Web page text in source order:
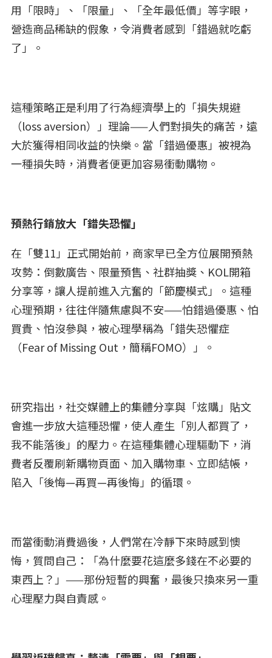
用「限時」、「限量」、「全年最低價」等字眼，
營造商品稀缺的假象，令消費者感到「錯過就吃虧
了」。
這種策略正是利用了行為經濟學上的「損失規避
（loss aversion）」理論——人們對損失的痛苦，遠
大於獲得相同收益的快樂。當「錯過優惠」被視為
一種損失時，消費者便更加容易衝動購物。
預熱行銷放大「錯失恐懼」
在「雙11」正式開始前，商家早已全方位展開預熱
攻勢：倒數廣告、限量預售、社群抽獎、KOL開箱
分享等，讓人提前進入亢奮的「節慶模式」。這種
心理預期，往往伴隨焦慮與不安——怕錯過優惠、怕
買貴、怕沒參與，被心理學稱為「錯失恐懼症
（Fear of Missing Out，簡稱FOMO）」。
研究指出，社交媒體上的集體分享與「炫購」貼文
會進一步放大這種恐懼，使人產生「別人都買了，
我不能落後」的壓力。在這種集體心理驅動下，消
費者反覆刷新購物頁面、加入購物車、立即結帳，
陷入「後悔—再買—再後悔」的循環。
而當衝動消費過後，人們常在冷靜下來時感到懊
悔，質問自己：「為什麼要花這麼多錢在不必要的
東西上？」——那份短暫的興奮，最後只換來另一重
心理壓力與自責感。